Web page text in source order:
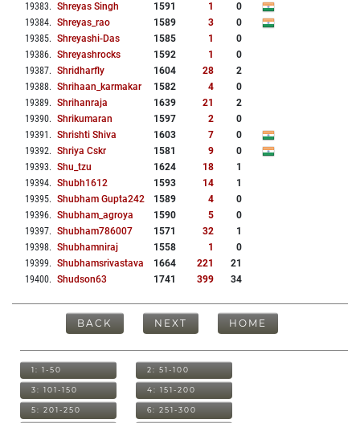
19383. Shreyas Singh 1591 1
0
19384. Shreyas_rao 1589 3
0
19385. Shreyashi-Das 1585 1
0
19386. Shreyashrocks 1592 1
0
19387. Shridharfly 1604 28
2
19388. Shrihaan_karmakar 1582 4
0
19389. Shrihanraja 1639 21
2
19390. Shrikumaran 1597 2
0
19391 . Shrishti Shiva 1603 7
0
19392. Shriya Cskr 1581 9
0
19393. Shu_tzu 1624 18
1
19394. Shubh1612 1593 14
1
19395. Shubham Gupta242 1589 4
0
19396. Shubham_agroya 1590 5
0
19397. Shubham786007 1571 32
1
19398. Shubhamniraj 1558 1
0
19399. Shubhamsrivastava 1664 221
21
19400. Shudson63 1741 399 34
BACK NEXT HOME
1: 1-50 2: 51-100
3: 101-150 4: 151-200
5: 201-250 6: 251-300